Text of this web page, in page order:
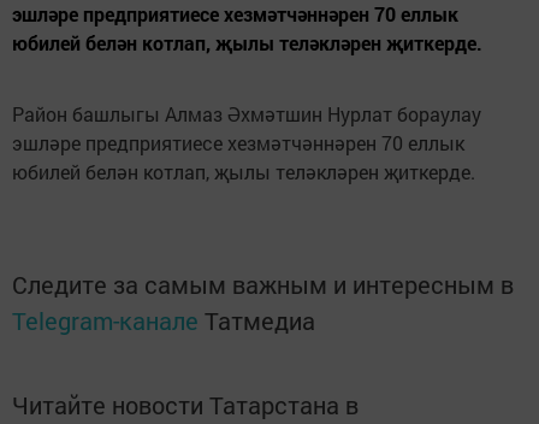
эшләре предприятиесе хезмәтчәннәрен 70 еллык
юбилей белән котлап, җылы теләкләрен җиткерде.
Район башлыгы Алмаз Әхмәтшин Нурлат бораулау
эшләре предприятиесе хезмәтчәннәрен 70 еллык
юбилей белән котлап, җылы теләкләрен җиткерде.
Следите за самым важным и интересным в
Telegram-канале Татмедиа
Читайте новости Татарстана в